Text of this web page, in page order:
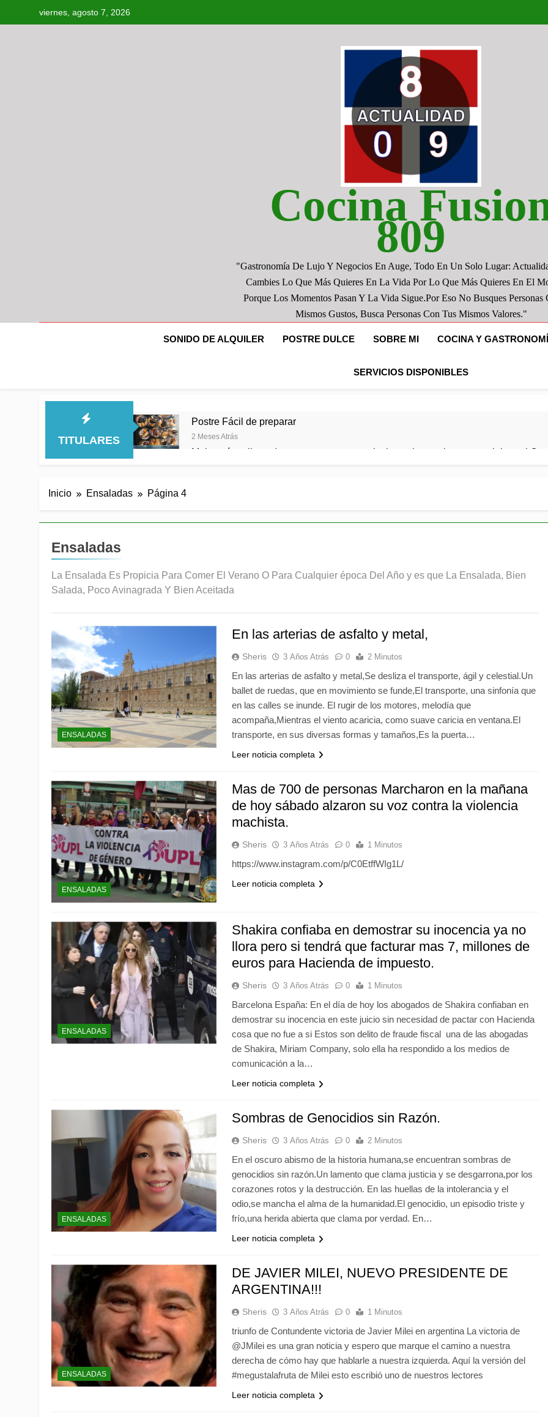
viernes, agosto 7, 2026
Cocina
809
"Gastronomía De Lujo Y Negocios En Auge, Todo En Un Solo Lugar:
Cambies Lo Que Más Quieres En La Vida Por Lo Que Más Quieres En El
Porque Los Momentos Pasan Y La Vida Sigue.por Eso No Busques Personas
Mismos Gustos, Busca Personas Con Tus Mismos Valores."
SONIDO DE ALQUILER POSTRE DULCE SOBRE MI COCINA Y
SERVICIOS DISPONIBLES
TITULARES
Postre Fácil de preparar
2 Meses Atrás
Melocotón relleno de queso crema y remolacha: color y sabor para celebrar el
pollo, una combinación equilibrada y llena de sabor.
Patata o Papa con verdura y pollo de Guarnición
Si tienes ácido úrico alto o riesgo de gota, conviene limitar alimentos que aumentan
producen ácido úrico. Los principales alimentos/problemáticos son:
El abadejo rebozado es un plato muy común en España que consiste en abadejo
5 Meses Atrás
Que contiene el Caliente de Mortadela
5 Meses Atrás
ECLAIR SALADO CN CREMA DE ENELDO Y GLASEADO DE BOGAVANTE
5 Meses Atrás
Los problemas en los riñones o renales urinaria que afecta al riñón) síntomas.
5 Meses Atrás
Inicio Ensaladas Página 4
Ensaladas
La Ensalada Es Propicia Para Comer El Verano O Para Cualquier época Del Año y es que La Ensalada, Bien
Salada, Poco Avinagrada Y Bien Aceitada
ENSALADAS
En las arterias de asfalto y metal,
Sheris 3 Años Atrás 0 2 Minutos
En las arterias de asfalto y metal,Se desliza el transporte, ágil y celestial.Un
ballet de ruedas, que en movimiento se funde,El transporte, una sinfonía que
en las calles se inunde. El rugir de los motores, melodía que
acompaña,Mientras el viento acaricia, como suave caricia en ventana.El
transporte, en sus diversas formas y tamaños,Es la puerta…
Leer noticia completa
ENSALADAS
Mas de 700 de personas Marcharon en la mañana
de hoy sábado alzaron su voz contra la violencia
machista.
Sheris 3 Años Atrás 0 1 Minutos
https://www.instagram.com/p/C0EtffWIg1L/
Leer noticia completa
ENSALADAS
Shakira confiaba en demostrar su inocencia ya no
llora pero si tendrá que facturar mas 7, millones de
euros para Hacienda de impuesto.
Sheris 3 Años Atrás 0 1 Minutos
Barcelona España: En el día de hoy los abogados de Shakira confiaban en
demostrar su inocencia en este juicio sin necesidad de pactar con Hacienda
cosa que no fue a si Estos son delito de fraude fiscal una de las abogadas
de Shakira, Miriam Company, solo ella ha respondido a los medios de
comunicación a la…
Leer noticia completa
ENSALADAS
Sombras de Genocidios sin Razón.
Sheris 3 Años Atrás 0 2 Minutos
En el oscuro abismo de la historia humana,se encuentran sombras de
genocidios sin razón.Un lamento que clama justicia y se desgarrona,por los
corazones rotos y la destrucción. En las huellas de la intolerancia y el
odio,se mancha el alma de la humanidad.El genocidio, un episodio triste y
frío,una herida abierta que clama por verdad. En…
Leer noticia completa
ENSALADAS
DE JAVIER MILEI, NUEVO PRESIDENTE DE
ARGENTINA!!!
Sheris 3 Años Atrás 0 1 Minutos
triunfo de Contundente victoria de Javier Milei en argentina La victoria de
@JMilei es una gran noticia y espero que marque el camino a nuestra
derecha de cómo hay que hablarle a nuestra izquierda. Aquí la versión del
#megustalafruta de Milei esto escribió uno de nuestros lectores
Leer noticia completa